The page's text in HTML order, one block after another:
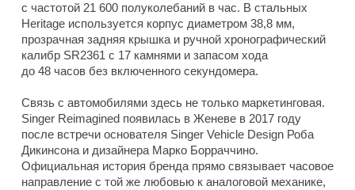
с частотой 21 600 полуколебаний в час. В стальных
Heritage используется корпус диаметром 38,8 мм,
прозрачная задняя крышка и ручной хронографический
калибр SR2361 с 17 камнями и запасом хода
до 48 часов без включенного секундомера.
Связь с автомобилями здесь не только маркетинговая.
Singer Reimagined появилась в Женеве в 2017 году
после встречи основателя Singer Vehicle Design Роба
Дикинсона и дизайнера Марко Борраччино.
Официальная история бренда прямо связывает часовое
направление с той же любовью к аналоговой механике,